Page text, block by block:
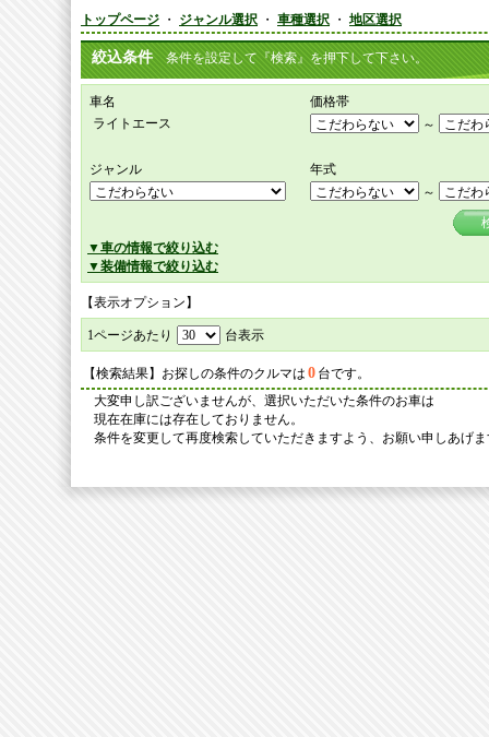
トップページ ・ ジャンル選択 ・ 車種選択 ・ 地区選択
絞込条件 条件を設定して『検索』を押下して下さい。
車名
価格帯
ライトエース
～
ジャンル
年式
～
▼車の情報で絞り込む
▼装備情報で絞り込む
【表示オプション】
1ページあたり 台表示
【検索結果】お探しの条件のクルマは 0 台です。
大変申し訳ございませんが、選択いただいた条件のお車は
現在在庫には存在しておりません。
条件を変更して再度検索していただきますよう、お願い申しあげ